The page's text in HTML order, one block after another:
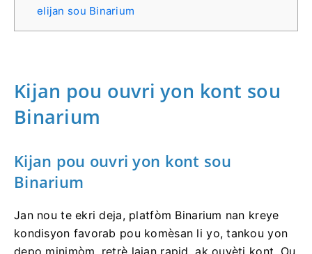
elijan sou Binarium
Kijan pou ouvri yon kont sou
Binarium
Kijan pou ouvri yon kont sou
Binarium
Jan nou te ekri deja, platfòm Binarium nan kreye
kondisyon favorab pou komèsan li yo, tankou yon
depo minimòm, retrè lajan rapid, ak ouvèti kont. Ou